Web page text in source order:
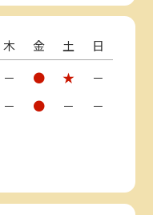
木 金 土
日
－ ● ★
－
－ ● － －